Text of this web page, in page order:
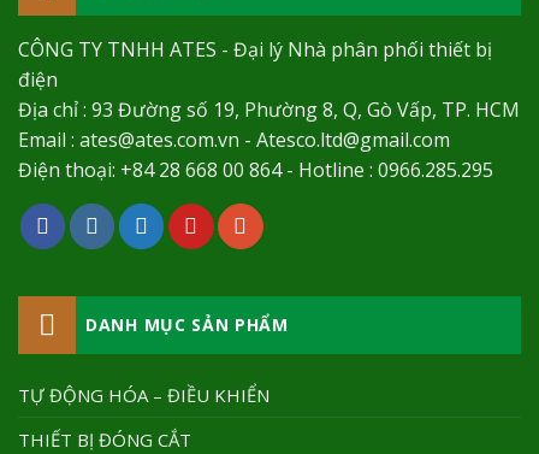
CÔNG TY TNHH ATES - Đại lý Nhà phân phối thiết bị
điện
Địa chỉ : 93 Đường số 19, Phường 8, Q, Gò Vấp, TP. HCM
Email : ates@ates.com.vn - Atesco.ltd@gmail.com
Điện thoại: +84 28 668 00 864 - Hotline : 0966.285.295
DANH MỤC SẢN PHẨM
TỰ ĐỘNG HÓA – ĐIỀU KHIỂN
THIẾT BỊ ĐÓNG CẮT